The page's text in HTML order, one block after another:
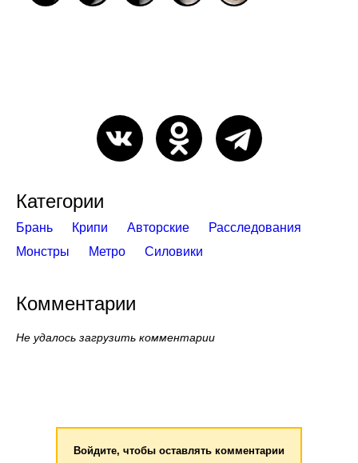
Категории
Брань Крипи Авторские
Расследования
Монстры
Метро Силовики
Комментарии
Не удалось загрузить комментарии
Войдите, чтобы оставлять комментарии